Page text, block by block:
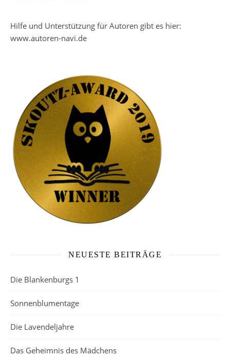
Hilfe und Unterstützung für Autoren gibt es hier:
www.autoren-navi.de
NEUESTE BEITRÄGE
Die Blankenburgs 1
Sonnenblumentage
Die Lavendeljahre
Das Geheimnis des Mädchens